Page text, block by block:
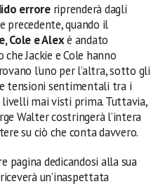
erroreriprenderà dagli
quando il
Cole e Alexè andato
Jackie e Cole hanno
l’uno per l’altra, sotto gli
tensioni sentimentali tra i
mai visti prima. Tuttavia,
Walter costringerà l’intera
su ciò che conta davvero.
pagina dedicandosi alla sua
un’inaspettata